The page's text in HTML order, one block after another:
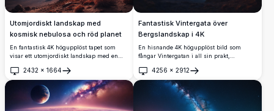
Utomjordiskt landskap med
kosmisk nebulosa och röd planet
En fantastisk 4K högupplöst tapet som
visar ett utomjordiskt landskap med en
orange och lila, som lyser upp en
stjärnklar natthimmel. En stor röd planet
glöder till vänster och kastar en overklig
nyans över det karga, bergiga landskapet.
Perfekt för sci-fi-fans, detta hisnande
2432 × 1664
Öppna
Fantastisk Vintergata över
Bergslandskap i 4K
En hisnande 4K högupplöst bild som
fångar Vintergatan i all sin prakt,
Scenen visar ett lugnt bergslandskap med
böljande kullar och en glödande horisont
vid skymningen. Perfekt för astronomi-
entusiaster, naturälskare och fotografer
som söker inspiration. Denna
4256 × 2912
Öppna